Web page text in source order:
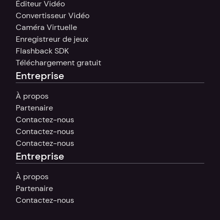
Éditeur Vidéo
Convertisseur Vidéo
Caméra Virtuelle
Enregistreur de jeux
Flashback SDK
Téléchargement gratuit
Entreprise
À propos
Partenaire
Contactez-nous
Contactez-nous
Contactez-nous
Entreprise
À propos
Partenaire
Contactez-nous